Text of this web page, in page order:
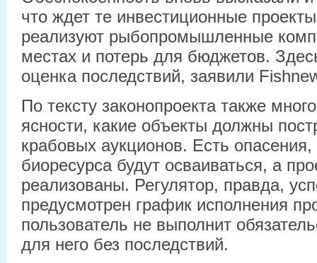
что ждет те инвестиционные
реализуют рыбопромышленные
местах и потерь для бюджетов.
оценка последствий, заявили
По тексту законопроекта также
ясности, какие объекты должны
крабовых аукционов. Есть
биоресурса будут осваиваться, а
реализованы. Регулятор, правда,
предусмотрен график исполнения
пользователь не выполнит
для него без последствий.